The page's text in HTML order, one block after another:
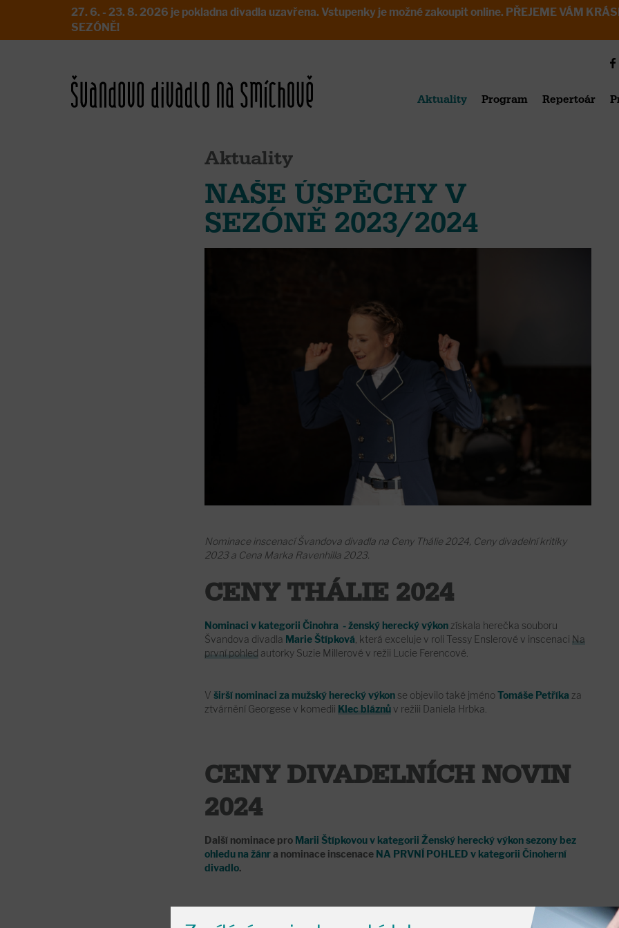
27. 6. - 23. 8. 2026 je pokladna divadla uzavřena. Vstupenky je možné zakoupit online. PŘEJEME VÁM
SEZÓNĚ!
Aktuality Program Repertoár
Aktuality
NAŠE ÚSPĚCHY V
SEZÓNĚ 2023/2024
Nominace inscenací Švandova divadla na Ceny Thálie 2024, Ceny divadelní kritiky
2023 a Cena Marka Ravenhilla 2023.
CENY THÁLIE 2024
Nominaci v kategorii Činohra - ženský herecký výkonzískala herečka souboru
Švandova divadla Marie Štípková , která exceluje v roli Tessy Enslerové v inscenaci Na
první pohled autorky Suzie Millerové v režii Lucie Ferencové.
V širší nominaci za mužský herecký výkonse objevilo také jménoTomáše Petříka za
ztvárnění Georgese v komedii Klec bláznův režiii Daniela Hrbka.
CENY DIVADELNÍCH NOVIN
2024
Další nominace pro Marii Štípkovou v kategorii Ženský herecký výkon sezony bez
ohledu na žánra nominace inscenace NA PRVNÍ POHLED v kategorii Činoherní
divadlo.